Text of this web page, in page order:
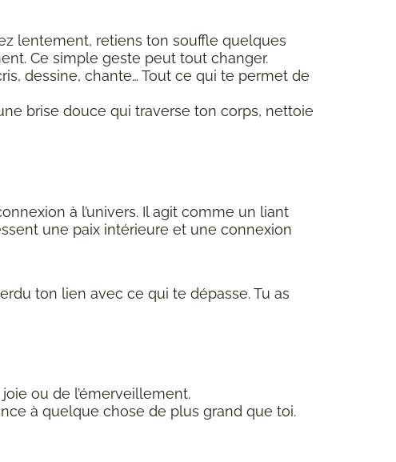
lentement, retiens ton souffle quelques
Ce simple geste peut tout changer.
dessine, chante… Tout ce qui te permet de
brise douce qui traverse ton corps, nettoie
à l’univers. Il agit comme un liant
une paix intérieure et une connexion
ton lien avec ce qui te dépasse. Tu as
ou de l’émerveillement.
à quelque chose de plus grand que toi.